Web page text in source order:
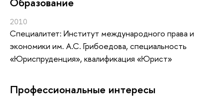
2010
Специалитет: Институт международного права и
экономики им. А.С. Грибоедова, специальность
«Юриспруденция», квалификация «Юрист»
Профессиональные интересы